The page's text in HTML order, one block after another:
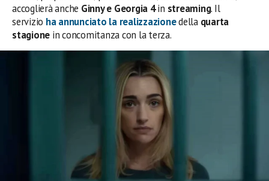
accoglierà anche Ginny e Georgia 4in streaming. Il
servizio ha annunciato la realizzazionedella quarta
stagione in concomitanza con la terza.